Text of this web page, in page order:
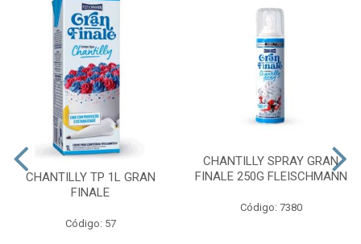
CHANTILLY TP 1L GRAN
FINALE
Código: 57
CHANTILLY SPRAY GRAN
FINALE 250G FLEISCHMANN
Código: 7380